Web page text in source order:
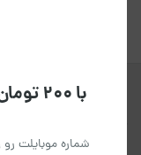
جاکجاست یک پلتفرم
برای اجاره انواع
با
شماره موبایلت